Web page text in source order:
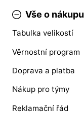
Vše o nákupu
Tabulka velikostí
Věrnostní program
Doprava a platba
Nákup pro týmy
Reklamační řád